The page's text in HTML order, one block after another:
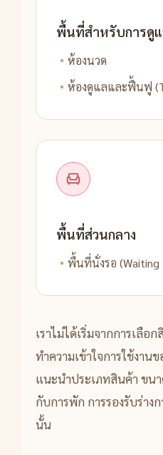
พื้นที่สำหรับการดู
ห้องนวด
ห้องดูแลและฟื้นฟู
พื้นที่ส่วนกลาง
พื้นที่นั่งรอ (Waiting
เราไม่ได้เริ่มจากการเลือ
ทำความเข้าใจการใช้งา
แนะนำประเภทสินค้า ขน
กับการพัก การรองรับร่าง
นั้น